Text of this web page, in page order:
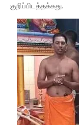
குறிப்பிடத்தக்கது.